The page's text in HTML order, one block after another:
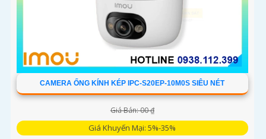
CAMERA ỐNG KÍNH KÉP IPC-S20EP-10M0S SIÊU NÉT
Giá Bán: 00 ₫
Giá Khuyến Mại: 5%-35%